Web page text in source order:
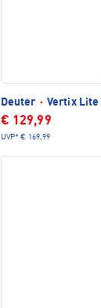
Deuter · Vertix
€ 129,99
UVP* € 169,99